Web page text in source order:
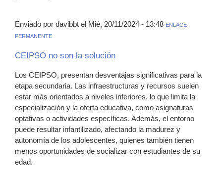
Enviado por davibbt el Mié, 20/11/2024 - 13:48 ENLACE
PERMANENTE
CEIPSO no son la solución
Los CEIPSO, presentan desventajas significativas para la
etapa secundaria. Las infraestructuras y recursos suelen
estar más orientados a niveles inferiores, lo que limita la
especialización y la oferta educativa, como asignaturas
optativas o actividades específicas. Además, el entorno
puede resultar infantilizado, afectando la madurez y
autonomía de los adolescentes, quienes también tienen
menos oportunidades de socializar con estudiantes de su
edad.